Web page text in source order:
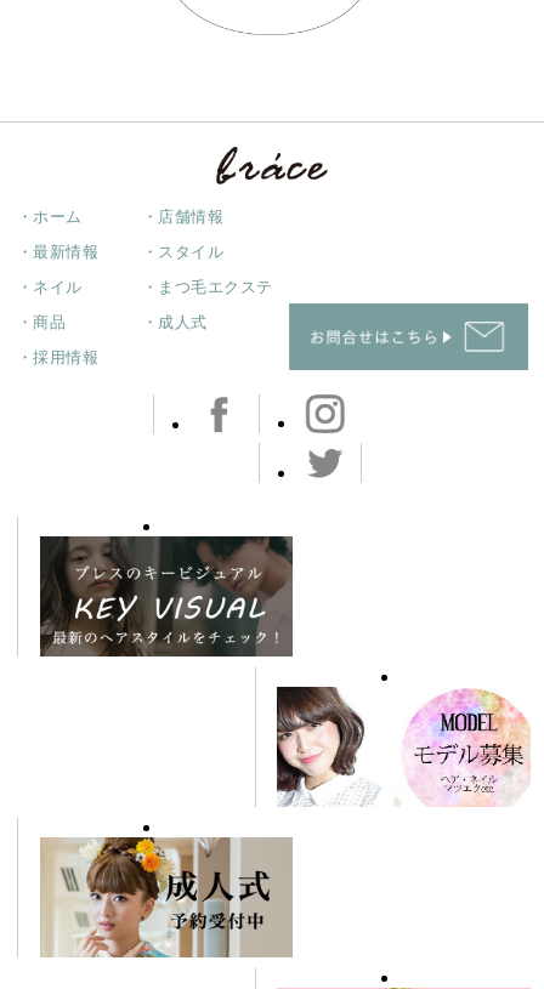
・ホーム ・店舗情報
・最新情報 ・スタイル
・ネイル ・まつ毛エクステ
・商品 ・成人式
・採用情報